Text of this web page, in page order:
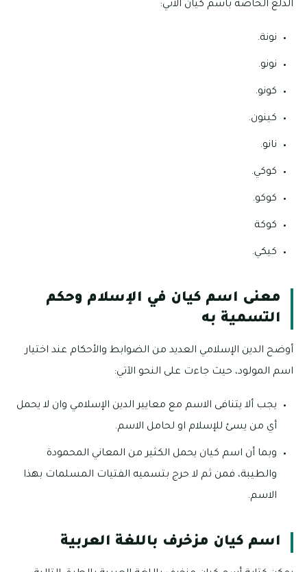
الدلع الخاصة باسم كيان الآتي:
نونة.
نونو.
كونو.
كينون.
نانو.
كوكي.
كوكو.
كوكة
كيكي.
معنى اسم كيان في الإسلام وحكم
التسمية به
أوضح الدين الإسلامي العديد من الضوابط والأحكام عند اختيار
اسم المولود، حيث جاءت على النحو الآتي:
يجب ألا يتنافى الاسم مع معايير الدين الإسلامي وان لا يحمل
أي من يسئ للإسلام او لحامل الاسم.
وبما أن اسم كيان يحمل الكثير من المعاني المحمودة
والطيبة، فمن ثم لا حرج بتسميه الفتيات المسلمات بهذا
الاسم.
اسم كيان مزخرف باللغة العربية